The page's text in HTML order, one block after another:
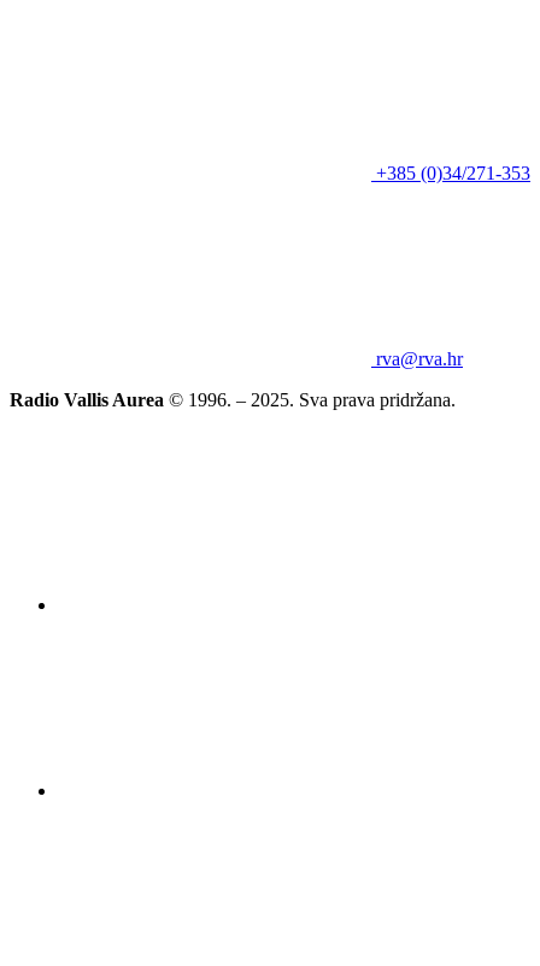
+385 (0)34/271-353
rva@rva.hr
Radio Vallis Aurea © 1996. – 2025. Sva prava pridržana.